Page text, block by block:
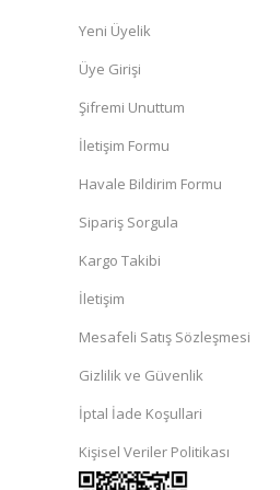
Yeni Üyelik
Üye Girişi
Şifremi Unuttum
İletişim Formu
Havale Bildirim Formu
Sipariş Sorgula
Kargo Takibi
İletişim
Mesafeli Satış Sözleşmesi
Gizlilik ve Güvenlik
İptal İade Koşullari
Kişisel Veriler Politikası